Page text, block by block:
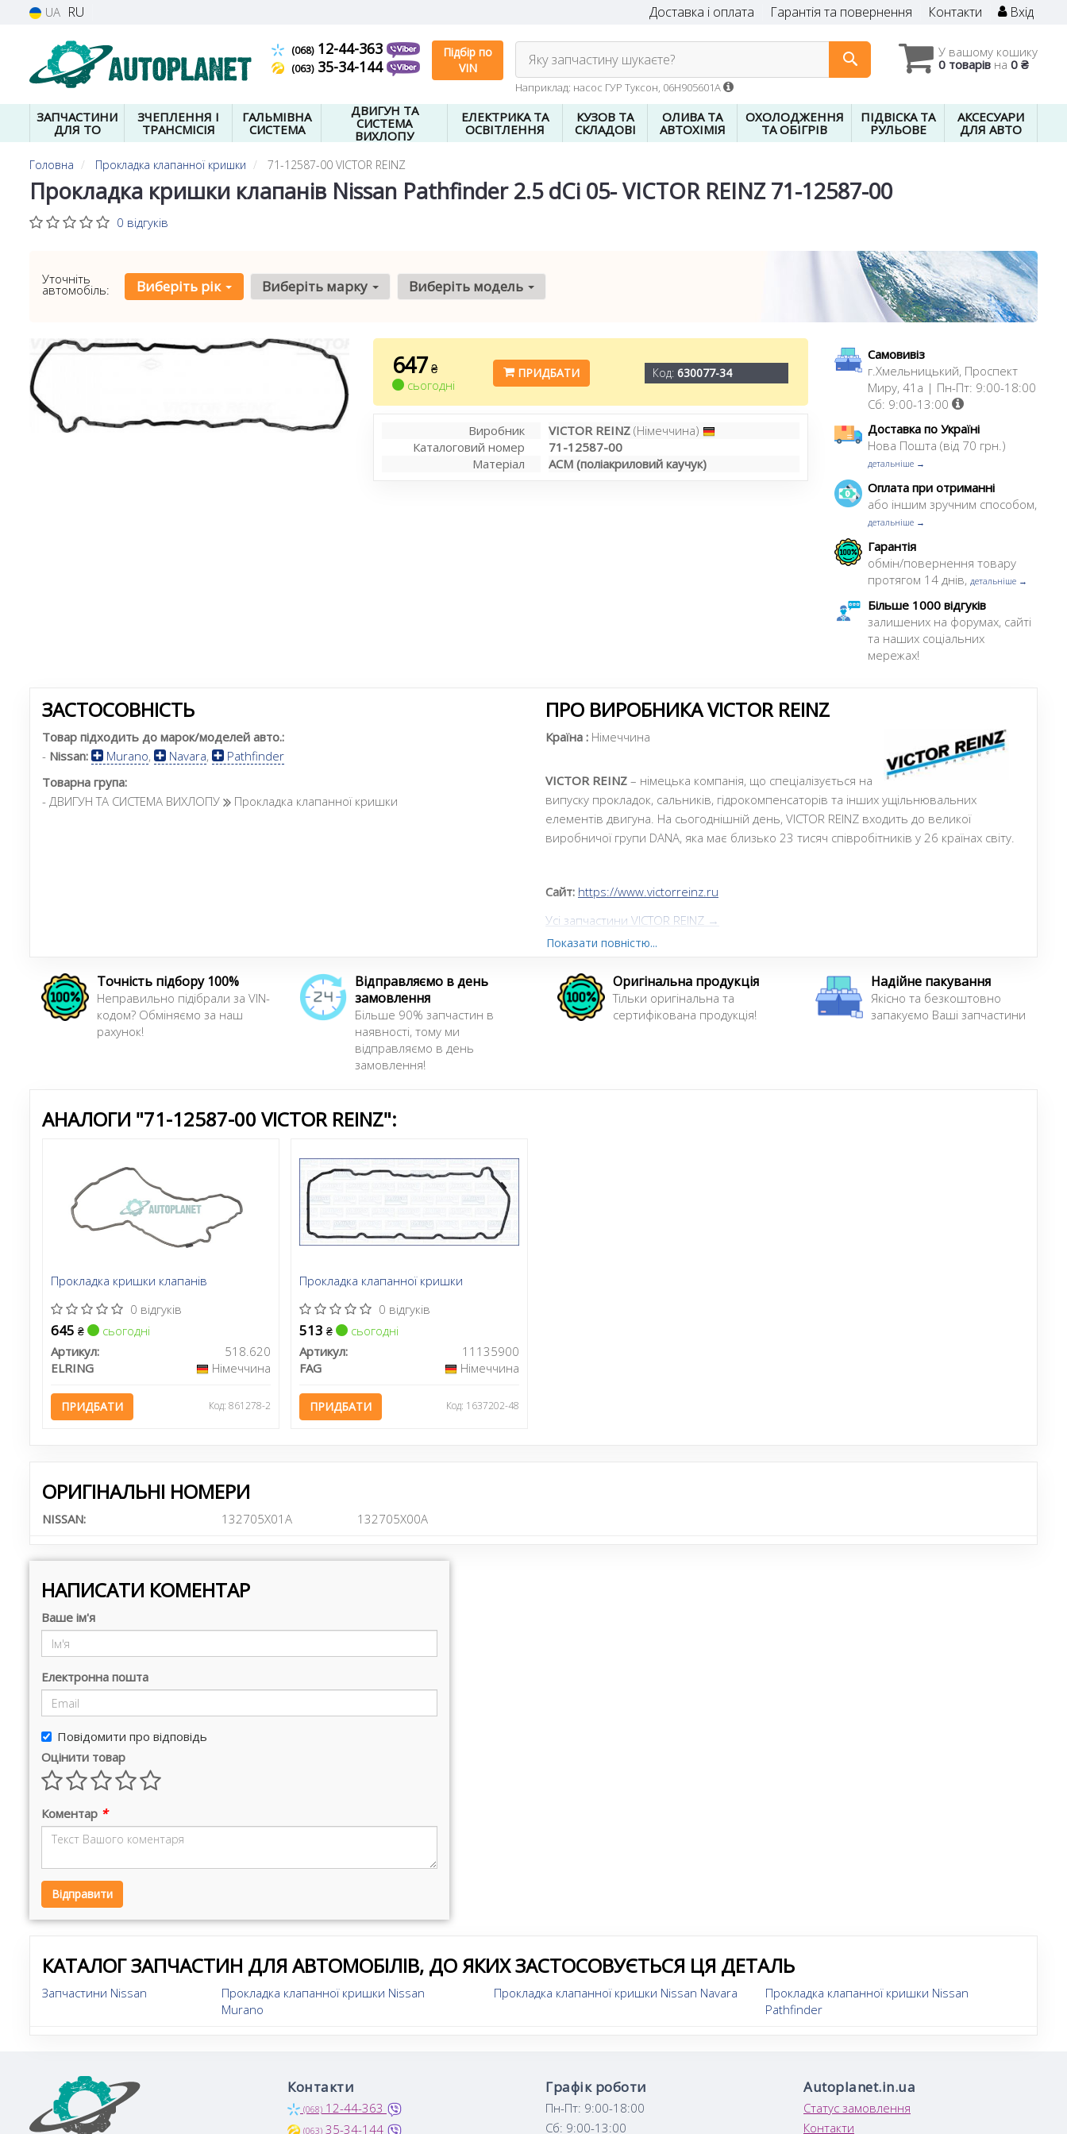
UA RU Доставка і оплата Гарантія та повернення Контакти Вхід
(068)12-44-363
(063)35-34-144
Підбір по
VIN
У вашому кошику
0 товарів на 0 ₴
Яку запчастину шукаєте?
Наприклад: насос ГУР Туксон, 06H905601A
ЗАПЧАСТИНИ
ДЛЯ ТО
ЗЧЕПЛЕННЯ І
ТРАНСМІСІЯ
ГАЛЬМІВНА
СИСТЕМА
ДВИГУН ТА
СИСТЕМА
ВИХЛОПУ
ЕЛЕКТРИКА ТА
ОСВІТЛЕННЯ
КУЗОВ ТА
СКЛАДОВІ
ОЛИВА ТА
АВТОХІМІЯ
ОХОЛОДЖЕННЯ
ТА ОБІГРІВ
ПІДВІСКА ТА
РУЛЬОВЕ
АКСЕСУАРИ
ДЛЯ АВТО
Головна Прокладка клапанної кришки 71-12587-00 VICTOR REINZ
Прокладка кришки клапанів Nissan Pathfinder 2.5 dCi 05- VICTOR REINZ 71-12587-00
0 відгуків
Уточніть
автомобіль: Виберіть рік Виберіть марку Виберіть модель
647 ₴
сьогодні
ПРИДБАТИ Код:630077-34
Виробник VICTOR REINZ (Німеччина)
Каталоговий номер
71-12587-00
Матеріал
АСМ (поліакриловий каучук)
Самовивіз
г.Хмельницький, Проспект
Миру, 41а | Пн-Пт: 9:00-18:00
Сб: 9:00-13:00
Доставка по Україні
Нова Пошта (від 70 грн.)
детальніше →
Оплата при отриманні
або іншим зручним способом,
детальніше →
Гарантія
обмін/повернення товару
протягом 14 днів,детальніше →
Більше 1000 відгуків
залишених на форумах, сайті
та наших соціальних
мережах!
ЗАСТОСОВНІСТЬ
Товар підходить до марок/моделей авто.:
- Nissan: Murano, Navara,
Pathfinder
Товарна група:
- ДВИГУН ТА СИСТЕМА ВИХЛОПУ
Прокладка клапанної кришки
ПРО ВИРОБНИКА VICTOR REINZ
Країна : Німеччина
VICTOR REINZ – німецька компанія, що спеціалізується на
випуску прокладок, сальників, гідрокомпенсаторів та інших ущільнювальних
елементів двигуна. На сьогоднішній день, VICTOR REINZ входить до великої
виробничої групи DANA, яка має близько 23 тисяч співробітників у 26 країнах світу.
Сайт: https://www.victorreinz.ru
Усі запчастини VICTOR REINZ →
Показати повністю...
Точність підбору 100%
Неправильно підібрали за VIN-
кодом? Обміняємо за наш
рахунок!
Відправляємо в день
замовлення
Більше 90% запчастин в
наявності, тому ми
відправляємо в день
замовлення!
Оригінальна продукція
Тільки оригінальна та
сертифікована продукція!
Надійне пакування
Якісно та безкоштовно
запакуємо Ваші запчастини
АНАЛОГИ "71-12587-00 VICTOR REINZ":
Прокладка кришки клапанів
0 відгуків
645 ₴
сьогодні
Артикул:
518.620
ELRING
Німеччина
ПРИДБАТИ Код: 861278-2
Прокладка клапанної кришки
0 відгуків
513 ₴
сьогодні
Артикул:
11135900
FAG
Німеччина
ПРИДБАТИ Код: 1637202-48
ОРИГІНАЛЬНІ НОМЕРИ
NISSAN: 132705X01A 132705X00A
НАПИСАТИ КОМЕНТАР
Ваше ім'я
Електронна пошта
Повідомити про відповідь
Оцінити товар
Коментар *
Відправити
КАТАЛОГ ЗАПЧАСТИН ДЛЯ АВТОМОБІЛІВ, ДО ЯКИХ ЗАСТОСОВУЄТЬСЯ ЦЯ ДЕТАЛЬ
Запчастини Nissan
Прокладка клапанної кришки Nissan
Murano
Прокладка клапанної кришки Nissan Navara
Прокладка клапанної кришки Nissan
Pathfinder
Контакти
(068) 12-44-363
(063) 35-34-144
Графік роботи
Пн-Пт: 9:00-18:00
Сб: 9:00-13:00
Autoplanet.in.ua
Статус замовлення
Контакти